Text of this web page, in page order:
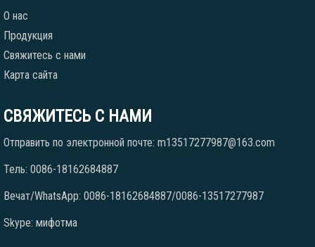
О нас
Продукция
Свяжитесь с нами
Карта сайта
СВЯЖИТЕСЬ С НАМИ
Отправить по электронной почте: m13517277987@163.com
Тель: 0086-18162684887
Вечат/WhatsApp: 0086-18162684887/0086-13517277987
Skype: мифотма